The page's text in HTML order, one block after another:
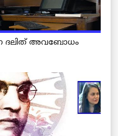
ദലിത് അവബോധം